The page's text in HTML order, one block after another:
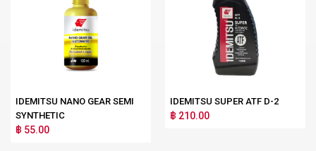
IDEMITSU NANO GEAR SEMI
SYNTHETIC
฿ 55.00
IDEMITSU SUPER ATF D-2
฿ 210.00